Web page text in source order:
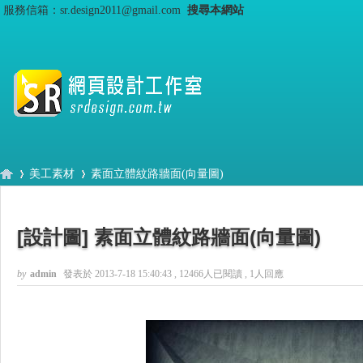
服務信箱：sr.design2011@gmail.com 搜尋本網站
美工素材
›
素面立體紋路牆面(向量圖)
[設計圖] 素面立體紋路牆面(向量圖)
by admin 發表於 2013-7-18 15:40:43 , 12466人已閱讀 , 1人回應